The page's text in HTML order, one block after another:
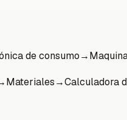
de consumo→
Materiales→Calculadora